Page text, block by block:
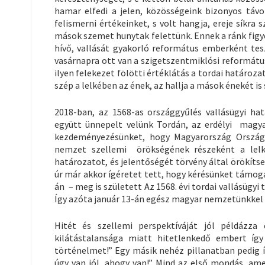
hamar elfedi a jelen, közösségeink bizonyos
felismerni értékeinket, s volt hangja, ereje síkra
mások szemet hunytak felettünk. Ennek a ránk
hívő, vallását gyakorló református emberként
vasárnapra ott van a szigetszentmiklósi
ilyen felekezet fölötti értéklátás a tordai
szép a lelkében az ének, az hallja a mások énekét is
2018-ban, az 1568-as országgyűlés vallásügyi
együtt ünnepelt velünk Tordán, az erdélyi
kezdeményezésünket, hogy Magyarország
nemzet szellemi örökségének részeként a
határozatot, és jelentőségét törvény által örökítse
úr már akkor ígéretet tett, hogy kérésünket
án – meg is született Az 1568. évi tordai
Így azóta január 13-án egész magyar
Hitét és szellemi perspektíváját jól példázza
kilátástalansága miatt hitetlenkedő embert
történelmet!” Egy másik nehéz pillanatban
úgy van jól, ahogy van!” Mind az első mondás,